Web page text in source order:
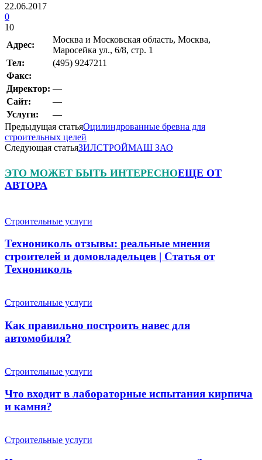
22.06.2017
0
10
Адрес:
Москва и Московская область, Москва,
Маросейка ул., 6/8, стр. 1
Teл:
(495) 9247211
Факс:
Директор: —
Сайт:
—
Услуги:
—
Предыдущая статьяОцилиндрованные бревна для
строительных целей
Следующая статьяЗИЛСТРОЙМАШ ЗАО
ЭТО МОЖЕТ БЫТЬ ИНТЕРЕСНОЕЩЕ ОТ
АВТОРА
Строительные услуги
Технониколь отзывы: реальные мнения
строителей и домовладельцев | Статья от
Технониколь
Строительные услуги
Как правильно построить навес для
автомобиля?
Строительные услуги
Что входит в лабораторные испытания кирпича
и камня?
Строительные услуги